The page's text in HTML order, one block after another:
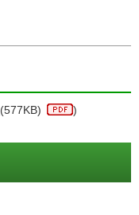
(577KB) )